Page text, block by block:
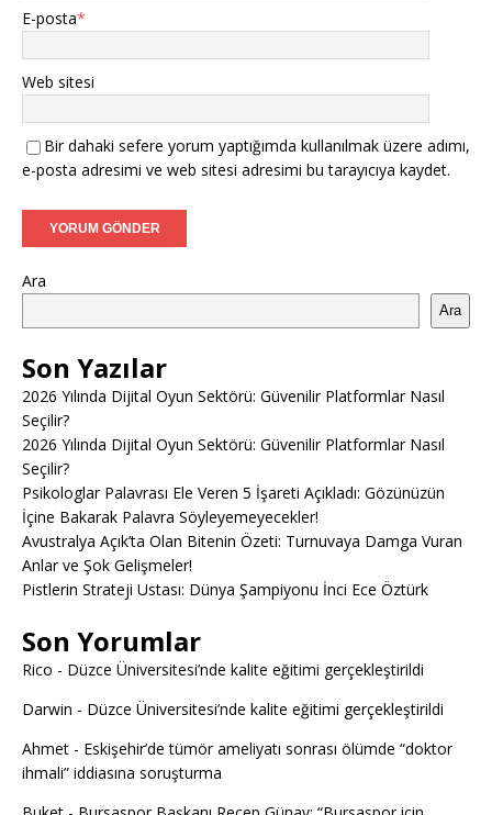
E-posta*
Web sitesi
Bir dahaki sefere yorum yaptığımda kullanılmak üzere adımı,
e-posta adresimi ve web sitesi adresimi bu tarayıcıya kaydet.
Ara
Ara
Son Yazılar
2026 Yılında Dijital Oyun Sektörü: Güvenilir Platformlar Nasıl
Seçilir?
2026 Yılında Dijital Oyun Sektörü: Güvenilir Platformlar Nasıl
Seçilir?
Psikologlar Palavrası Ele Veren 5 İşareti Açıkladı: Gözünüzün
İçine Bakarak Palavra Söyleyemeyecekler!
Avustralya Açık’ta Olan Bitenin Özeti: Turnuvaya Damga Vuran
Anlar ve Şok Gelişmeler!
Pistlerin Strateji Ustası: Dünya Şampiyonu İnci Ece Öztürk
Son Yorumlar
Rico - Düzce Üniversitesi’nde kalite eğitimi gerçekleştirildi
Darwin - Düzce Üniversitesi’nde kalite eğitimi gerçekleştirildi
Ahmet - Eskişehir’de tümör ameliyatı sonrası ölümde “doktor
ihmali” iddiasına soruşturma